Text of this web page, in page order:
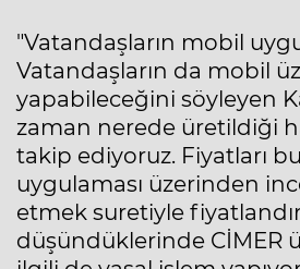
"Vatandaşların mobil
Vatandaşların da mobil
yapabileceğini söyleyen
zaman nerede üretildiği
takip ediyoruz. Fiyatları
uygulaması üzerinden
etmek suretiyle
düşündüklerinde CİMER